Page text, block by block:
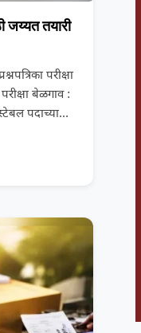
जय्यत तयारी
परीक्षा
बेळगाव :
पदाच्या